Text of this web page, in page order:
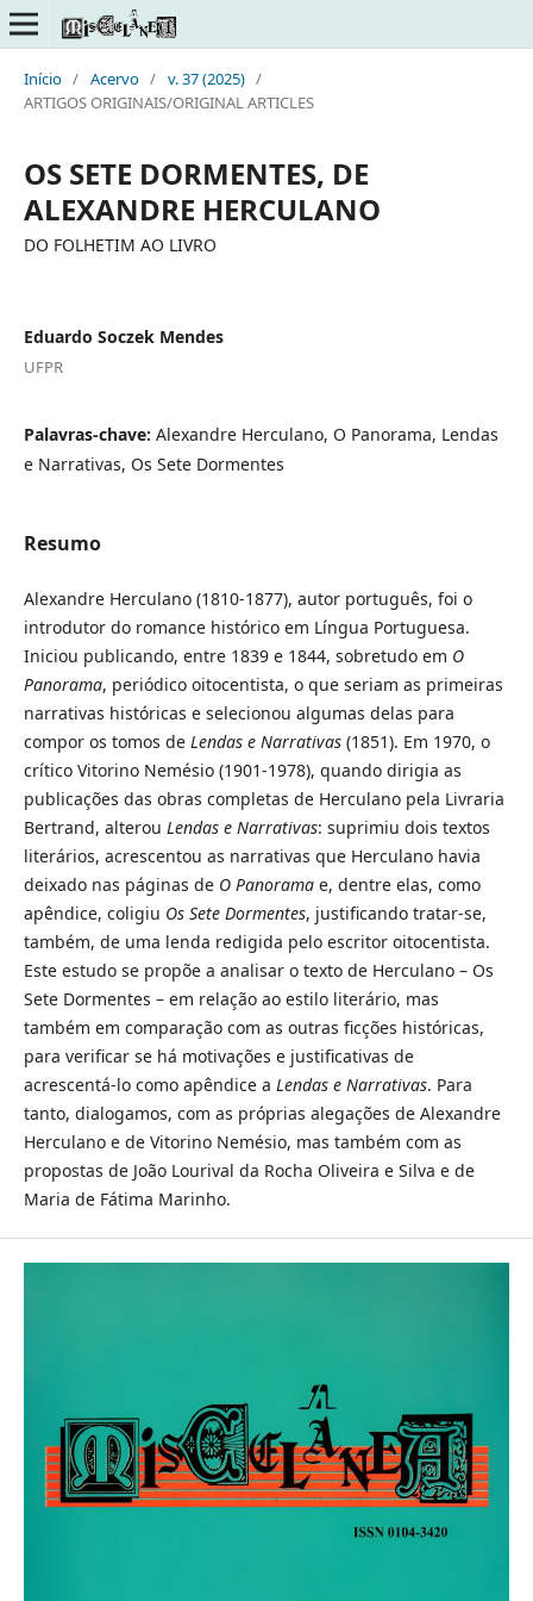
Início / Acervo / v. 37 (2025) /
ARTIGOS ORIGINAIS/ORIGINAL ARTICLES
OS SETE DORMENTES, DE
ALEXANDRE HERCULANO
DO FOLHETIM AO LIVRO
Eduardo Soczek Mendes
UFPR
Palavras-chave: Alexandre Herculano, O Panorama, Lendas
e Narrativas, Os Sete Dormentes
Resumo
Alexandre Herculano (1810-1877), autor português, foi o
introdutor do romance histórico em Língua Portuguesa.
Iniciou publicando, entre 1839 e 1844, sobretudo em O
Panorama, periódico oitocentista, o que seriam as primeiras
narrativas históricas e selecionou algumas delas para
compor os tomos de Lendas e Narrativas(1851). Em 1970, o
crítico Vitorino Nemésio (1901-1978), quando dirigia as
publicações das obras completas de Herculano pela Livraria
Bertrand, alterou Lendas e Narrativas: suprimiu dois textos
literários, acrescentou as narrativas que Herculano havia
deixado nas páginas de O Panoramae, dentre elas, como
apêndice, coligiu Os Sete Dormentes, justificando tratar-se,
também, de uma lenda redigida pelo escritor oitocentista.
Este estudo se propõe a analisar o texto de Herculano – Os
Sete Dormentes – em relação ao estilo literário, mas
também em comparação com as outras ficções históricas,
para verificar se há motivações e justificativas de
acrescentá-lo como apêndice a Lendas e Narrativas. Para
tanto, dialogamos, com as próprias alegações de Alexandre
Herculano e de Vitorino Nemésio, mas também com as
propostas de João Lourival da Rocha Oliveira e Silva e de
Maria de Fátima Marinho.